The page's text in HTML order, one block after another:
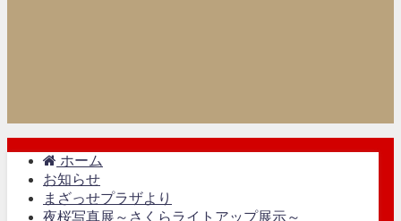
ホーム
お知らせ
まざっせプラザより
夜桜写真展～さくらライトアップ展示～